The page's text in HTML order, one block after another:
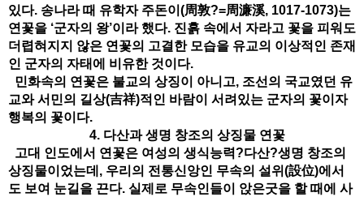
있다. 송나라 때 유학자 주돈이(周敦?=周濂溪, 1017-1073)는
연꽃을 ‘군자의 왕’이라 했다. 진흙 속에서 자라고 꽃을 피워도
더렵혀지지 않은 연꽃의 고결한 모습을 유교의 이상적인 존재
인 군자의 자태에 비유한 것이다.
민화속의 연꽃은 불교의 상징이 아니고, 조선의 국교였던 유
교와 서민의 길상(吉祥)적인 바람이 서려있는 군자의 꽃이자
행복의 꽃이다.
4. 다산과 생명 창조의 상징물 연꽃
고대 인도에서 연꽃은 여성의 생식능력?다산?생명 창조의
상징물이었는데, 우리의 전통신앙인 무속의 설위(設位)에서
도 보여 눈길을 끈다. 실제로 무속인들이 앉은굿을 할 때에 사